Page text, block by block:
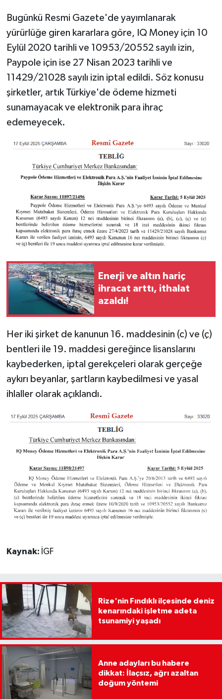
Bugünkü Resmi Gazete'de yayımlanarak
yürürlüğe giren kararlara göre, IQ Money için 10
Eylül 2020 tarihli ve 10953/20552 sayılı izin,
Paypole için ise 27 Nisan 2023 tarihli ve
11429/21028 sayılı izin iptal edildi. Söz konusu
şirketler, artık Türkiye'de ödeme hizmeti
sunamayacak ve elektronik para ihraç
edemeyecek.
Enerji ve altın hariç
ihracat arttı, ithalat
azaldı!
Her iki şirket de kanunun 16. maddesinin (c) ve (ç)
bentleri ile 19. maddesi gereğince lisanslarını
kaybederken, iptal gerekçeleri olarak gerçeğe
aykırı beyanlar, şartların kaybedilmesi ve yasal
ihlaller olarak açıklandı.
Kaynak: İGF
Rize'nin Fındıklı ilçesinde deniz
kenarındaki işletme adeta
tsunamiyi yaşadı
Anne adayları bu habere
dikkat: İlaçsız, ağrı azaltan
doğum yöntemi